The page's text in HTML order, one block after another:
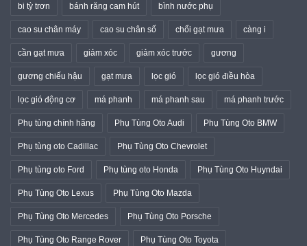
bi tỳ trơn bánh răng cam hút bình nước phụ
cao su chân máy cao su chân số chổi gạt mưa càng i
cần gạt mưa giảm xóc giảm xóc trước gương
gương chiếu hậu gạt mưa lọc gió lọc gió điều hòa
lọc gió động cơ má phanh má phanh sau má phanh trước
Phụ tùng chính hãng Phụ Tùng Oto Audi Phụ Tùng Oto BMW
Phụ tùng oto Cadillac Phụ Tùng Oto Chevrolet
Phụ tùng oto Ford Phụ tùng oto Honda Phụ Tùng Oto Huyndai
Phụ Tùng Oto Lexus Phụ Tùng Oto Mazda
Phụ Tùng Oto Mercedes Phụ Tùng Oto Porsche
Phụ Tùng Oto Range Rover Phụ Tùng Oto Toyota